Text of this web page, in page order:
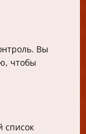
Вы
чтобы
список